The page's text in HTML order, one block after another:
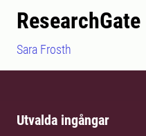
ResearchGate
Sara Frosth
Utvalda ingångar